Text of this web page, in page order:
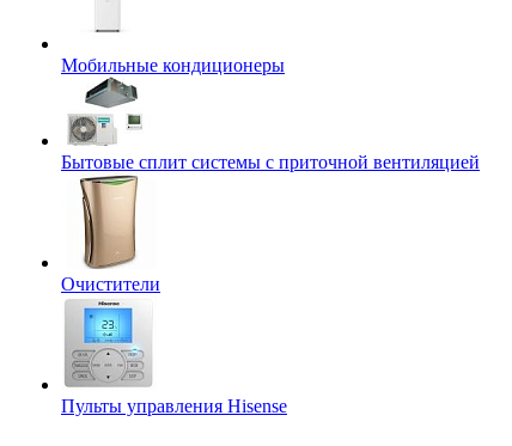
Мобильные кондиционеры
Бытовые сплит системы с приточной вентиляцией
Очистители
Пульты управления Hisense